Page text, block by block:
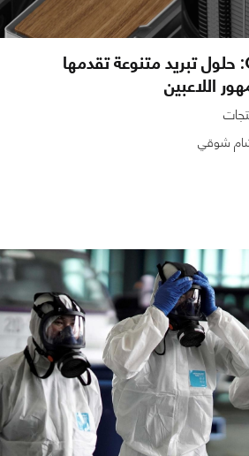
Computex25: حلول تبريد متنوعة تقدمها
شوقي